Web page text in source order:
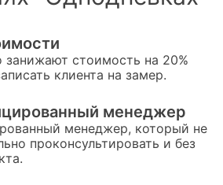
занижают стоимость на 20%
клиента на замер.
менеджер
менеджер, который не
проконсультировать и без